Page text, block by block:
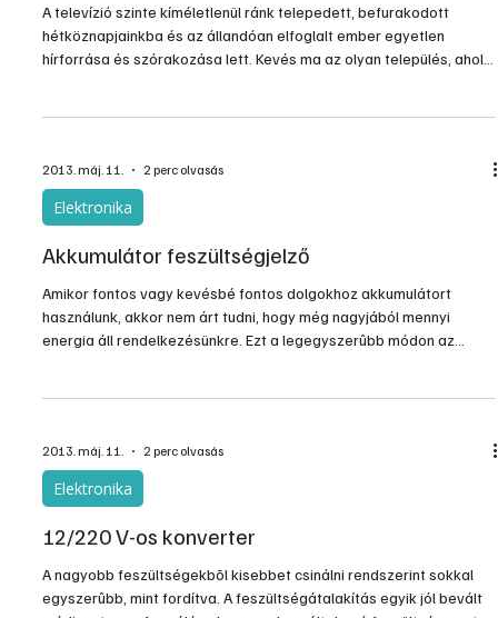
A televízió szinte kíméletlenül ránk telepedett, befurakodott
hétköznapjainkba és az állandóan elfoglalt ember egyetlen
hírforrása és szórakozása lett. Kevés ma az olyan település, ahol
lebeszélni, mindenkinek magánügye, hogy a képerny
2013. máj. 11. 2 perc olvasás
Elektronika
Akkumulátor feszültségjelző
Amikor fontos vagy kevésbé fontos dolgokhoz akkumulátort
használunk, akkor nem árt tudni, hogy még nagyjából mennyi
energia áll rendelkezésünkre. Ezt a legegyszerûbb módon az
„csordultig" feltöltött 12 voltos akkumulátor kapcsain a feszültség
biztosan
2013. máj. 11. 2 perc olvasás
Elektronika
12/220 V-os konverter
A nagyobb feszültségekbõl kisebbet csinálni rendszerint sokkal
egyszerûbb, mint fordítva. A feszültségátalakítás egyik jól bevált